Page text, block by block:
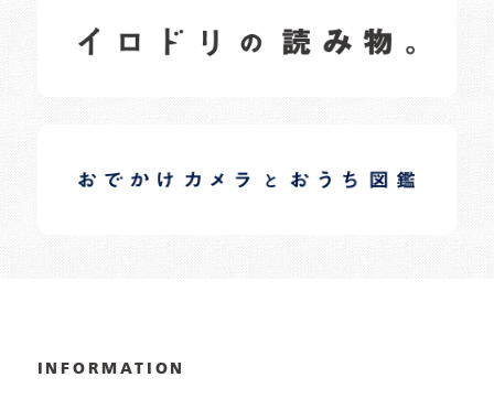
日常の様子など随時更新中です。
日常の様子など随時更新中です。
INFORMATION